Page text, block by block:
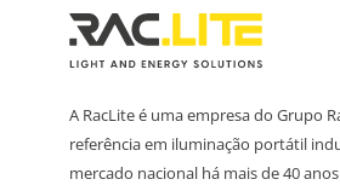
A RacLite é uma empresa do Grupo
referência em iluminação portátil
mercado nacional há mais de 40